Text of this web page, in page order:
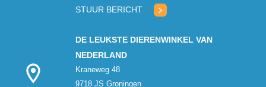
STUUR BERICHT
DE LEUKSTE DIERENWINKEL VAN
NEDERLAND
Kraneweg 48
9718 JS Groningen